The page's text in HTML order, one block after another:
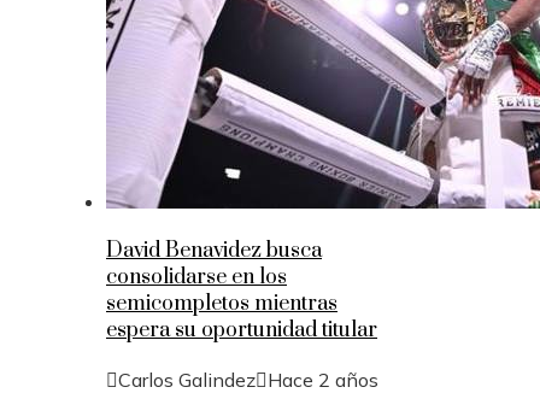
David Benavidez busca
consolidarse en los
semicompletos mientras
espera su oportunidad titular
Carlos Galindez Hace 2 años